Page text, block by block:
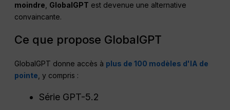
moindre GlobalGPT est devenue une alternative
convaincante.
Ce que propose GlobalGPT
GlobalGPT donne accès à plus de 100 modèles d'IA de
pointe , y compris :
Série GPT-5.2